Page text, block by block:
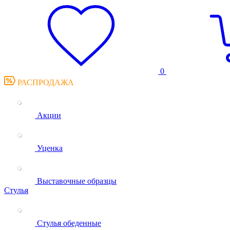
0
РАСПРОДАЖА
Акции
Уценка
Выставочные образцы
Стулья
Стулья обеденные